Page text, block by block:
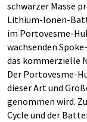
schwarzer Masse
Lithium-Ionen-
im Portovesme-
wachsenden
das kommerzielle
Der Portovesme-
dieser Art und
genommen wird.
Cycle und der